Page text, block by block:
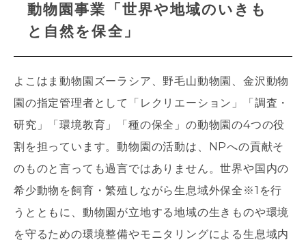
動物園事業「世界や地域のいきも
と自然を保全」
よこはま動物園ズーラシア、野毛山動物園、金沢動物
園の指定管理者として「レクリエーション」「調査・
研究」「環境教育」「種の保全」の動物園の4つの役
割を担っています。動物園の活動は、NPへの貢献そ
のものと言っても過言ではありません。世界や国内の
希少動物を飼育・繁殖しながら生息域外保全※1を行
うとともに、動物園が立地する地域の生きものや環境
を守るための環境整備やモニタリングによる生息域内